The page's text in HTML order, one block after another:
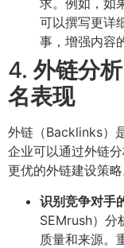
求。例如，如
可以撰写更详
事，增强内容
4. 外链分
名表现
外链（Backlinks）
企业可以通过外链
更优的外链建设策
识别竞争对手
SEMrush）分
质量和来源。